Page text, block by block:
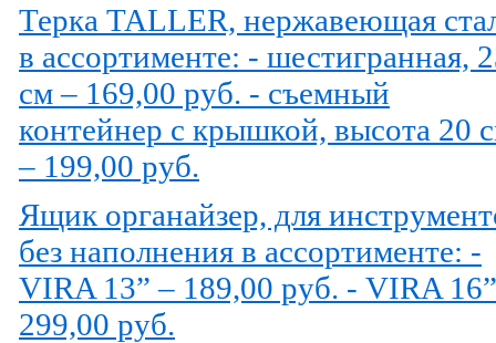
Терка TALLER, нержавеющая
в ассортименте: - шестигранная,
см – 169,00 руб. - съемный
контейнер с крышкой, высота 20
– 199,00 руб.
Ящик органайзер, для
без наполнения в ассортименте: -
VIRA 13” – 189,00 руб. - VIRA
299,00 руб.